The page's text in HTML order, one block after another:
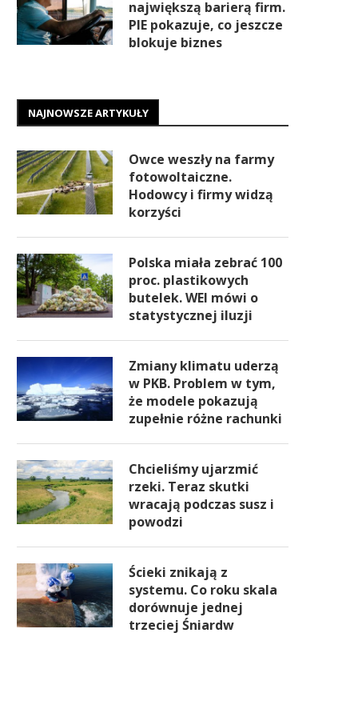
największą barierą firm.
PIE pokazuje, co jeszcze
blokuje biznes
NAJNOWSZE ARTYKUŁY
Owce weszły na farmy
fotowoltaiczne.
Hodowcy i firmy widzą
korzyści
Polska miała zebrać 100
proc. plastikowych
butelek. WEI mówi o
statystycznej iluzji
Zmiany klimatu uderzą
w PKB. Problem w tym,
że modele pokazują
zupełnie różne rachunki
Chcieliśmy ujarzmić
rzeki. Teraz skutki
wracają podczas susz i
powodzi
Ścieki znikają z
systemu. Co roku skala
dorównuje jednej
trzeciej Śniardw